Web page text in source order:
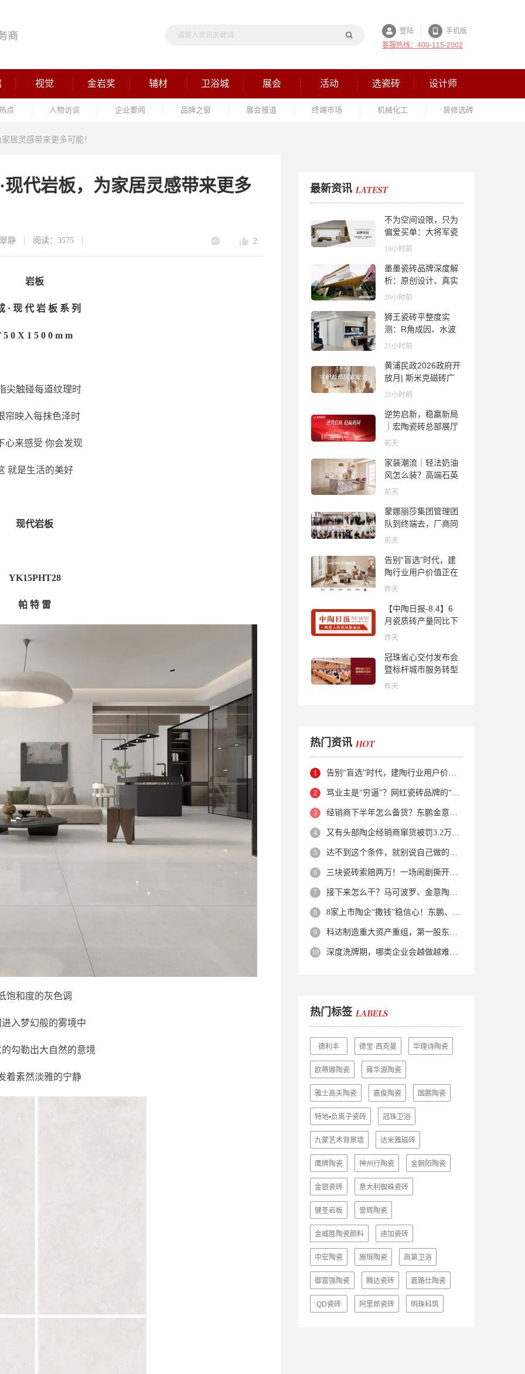
登陆
手机版
客服热线：400-115-2002
视觉 金岩奖 辅材 卫浴城 展会 活动 选瓷砖 设计师
点 人物访谈 企业要闻 品牌之窗 展会报道 终端市场 机械化工 装修选砖
居灵感带来更多可能！
现代岩板，为家居灵感带来更多
静 阅读：3575 2
岩板
· 现 代 岩 板 系 列
5 0 X 1 5 0 0 m m
尖触碰每道纹理时
帘映入每抹色泽时
心来感受 你会发现
就是生活的美好
现代岩板
YK15PHT28
帕 特 雷
饱和度的灰色调
入梦幻般的雾境中
勾勒出大自然的意境
着素然淡雅的宁静
最新资讯
不为空间设限，只为
偏爱买单：大将军瓷
砖解锁“高级哑”人居
19小时前
墨墨瓷砖品牌深度解
析：原创设计、真实
质感与市场口碑全览
20小时前
狮王瓷砖平整度实
测：R角成因、水波
纹真相、辊棒印解析
21小时前
黄浦民政2026政府开
放月| 斯米克磁砖广
场适老化体验中心正
21小时前
逆势启新，稳赢新局
｜宏陶瓷砖总部展厅
焕新升级开工大吉
前天
家装潮流｜轻法奶油
风怎么装？高端石英
石品牌法萨石，打造
前天
蒙娜丽莎集团管理团
队到终端去，厂商同
心找到市场的答案
前天
告别“盲选”时代，建
陶行业用户价值正在
被改写！
昨天
【中陶日报-8.4】6
月瓷质砖产量同比下
降超10％；2家中国
ARCHIDEX 2026石
材展；东鹏已斥资
4852万回购股份；方
昨天
冠珠省心交付发布会
暨标杆城市服务转型
集训会圆满举行
昨天
热门资讯
告别“盲选”时代，建陶行业用户价值正在被改写！
骂业主是“穷逼”？网红瓷砖品牌的“真实面目”被揭开了！
经销商下半年怎么备货？东鹏金意陶马可波罗等10大品牌集体亮剑
又有头部陶企经销商窜货被罚3.2万！品牌区域保护岌岌可危？
达不到这个条件，就别说自己做的是质感砖！
三块瓷砖索赔两万！一场闹剧撕开了装修“碰瓷”的遮羞布
接下来怎么干？马可波罗、金意陶、蒙娜丽莎、箭牌、欧神诺、宏宇…
8家上市陶企“撒钱”稳信心！东鹏、蒙娜丽莎等启动回购增持
科达制造重大资产重组，第一股东易主！
深度洗牌期，哪类企业会越做越难？哪类企业能逆势突围？
热门标签
德利丰 德宝·西克曼 华理诗陶瓷
欧蒂娜陶瓷 雍华源陶瓷
雅士高夫陶瓷 嘉俊陶瓷 国鹏陶瓷
特地•负离子瓷砖 冠珠卫浴
九蒙艺术背景墙 达米雅磁砖
鹰牌陶瓷 神州行陶瓷 金朝阳陶瓷
金银瓷砖 意大利蜘蛛瓷砖
健圣岩板 誉辉陶瓷
金威胜陶瓷颜料 迪加瓷砖
中宏陶瓷 施琅陶瓷 高第卫浴
御富强陶瓷 腾达瓷砖 嘉路仕陶瓷
QD瓷砖 阿里郎瓷砖 明珠科筑